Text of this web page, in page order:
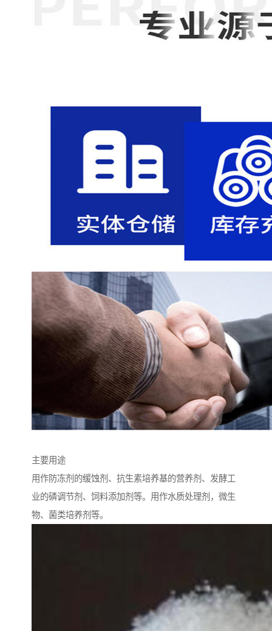
主要用途
用作防冻剂的缓蚀剂、抗生素培养基的营养剂、发酵工
业的磷调节剂、饲料添加剂等。用作水质处理剂，微生
物、菌类培养剂等。